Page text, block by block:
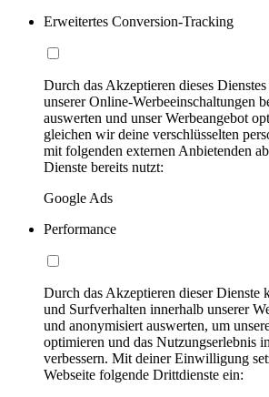
Erweitertes Conversion-Tracking
Durch das Akzeptieren dieses
unserer Online-Werbeeinschaltungen
auswerten und unser Werbeangebot
gleichen wir deine verschlüsselten
mit folgenden externen Anbietenden
Dienste bereits nutzt:
Google Ads
Performance
Durch das Akzeptieren dieser
und Surfverhalten innerhalb unserer
und anonymisiert auswerten, um
optimieren und das Nutzungserlebnis
verbessern. Mit deiner Einwilligung
Webseite folgende Drittdienste ein: